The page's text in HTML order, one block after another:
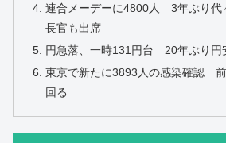
連合メーデーに4800人 3年ぶり
長官も出席
円急落、一時131円台 20年ぶり円
東京で新たに3893人の感染確認
回る